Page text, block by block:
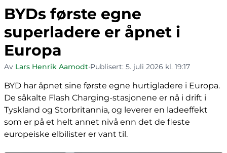
BYDs første egne
superladere er åpnet i
Europa
Av Lars Henrik Aamodt•Publisert: 5. juli 2026 kl. 19:17
BYD har åpnet sine første egne hurtigladere i Europa.
De såkalte Flash Charging-stasjonene er nå i drift i
Tyskland og Storbritannia, og leverer en ladeeffekt
som er på et helt annet nivå enn det de fleste
europeiske elbilister er vant til.